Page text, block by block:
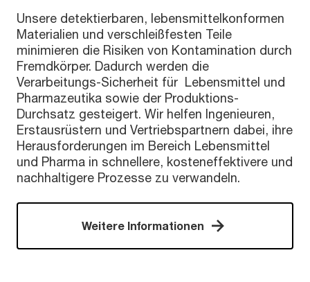
Unsere detektierbaren, lebensmittelkonformen
Materialien und verschleißfesten Teile
minimieren die Risiken von Kontamination durch
Fremdkörper. Dadurch werden die
Verarbeitungs-Sicherheit für Lebensmittel und
Pharmazeutika sowie der Produktions-
Durchsatz gesteigert. Wir helfen Ingenieuren,
Erstausrüstern und Vertriebspartnern dabei, ihre
Herausforderungen im Bereich Lebensmittel
und Pharma in schnellere, kosteneffektivere und
nachhaltigere Prozesse zu verwandeln.
Weitere Informationen